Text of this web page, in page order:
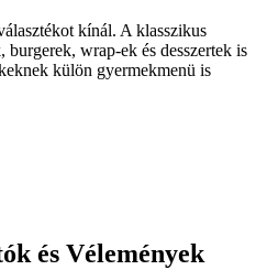
kínál. A klasszikus
wrap-ek és desszertek is
külön gyermekmenü is
és Vélemények